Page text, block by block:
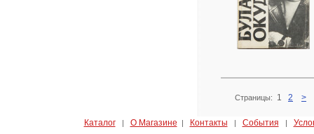
Страницы: 1 2 >
Каталог| О Магазине | Контакты | События |